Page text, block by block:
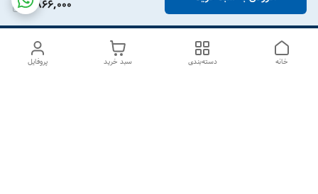
1,866,000
پروفایل سبد خرید دسته‌بندی خانه